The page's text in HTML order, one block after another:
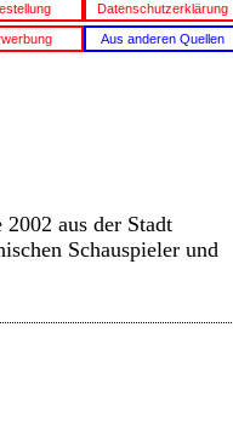
Datenschutzerklärung
Aus anderen Quellen
aus der Stadt
Schauspieler und